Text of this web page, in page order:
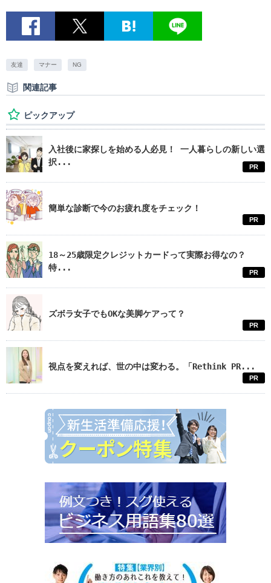
友達 マナー NG
関連記事
ピックアップ
入社後に家探しを始める人必見！ 一人暮らしの新しい選
択...
PR
簡単な診断で今のお疲れ度をチェック！
PR
18～25歳限定クレジットカードって実際お得なの？
特...
PR
ズボラ女子でもOKな美脚ケアって？
PR
視点を変えれば、世の中は変わる。「Rethink PR...
PR